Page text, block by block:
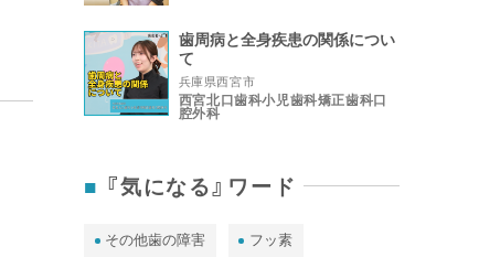
歯周病と全身疾患の関係につい
て
兵庫県西宮市
西宮北口歯科小児歯科矯正歯科口
腔外科
『気になる』ワード
その他歯の障害 フッ素